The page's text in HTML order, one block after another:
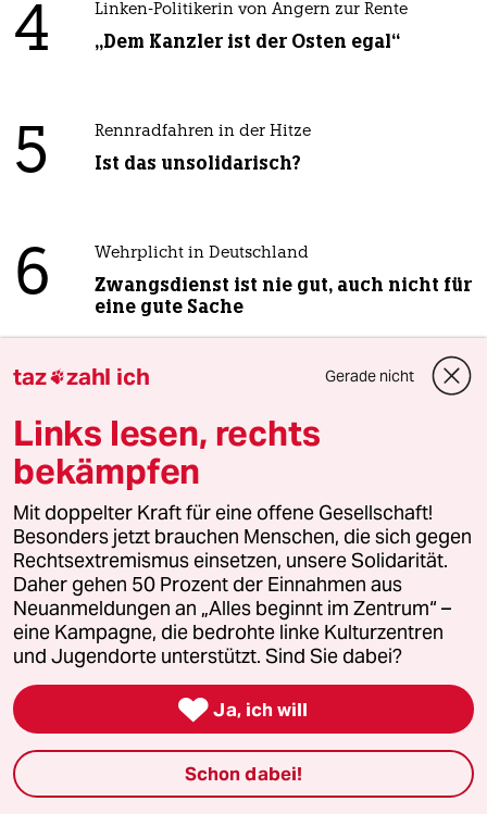
4 Linken-Politikerin von Angern zur Rente
„Dem Kanzler ist der Osten egal“
5 Rennradfahren in der Hitze
Ist das unsolidarisch?
6 Wehrplicht in Deutschland
Zwangsdienst ist nie gut, auch nicht für
eine gute Sache
taz
Folgen Sie uns
Ressorts
Politik
Gesellschaft
Kultur
taz zahl ich Gerade nicht
Links lesen, rechts
bekämpfen
Mit doppelter Kraft für eine offene Gesellschaft!
Besonders jetzt brauchen Menschen, die sich gegen
Rechtsextremismus einsetzen, unsere Solidarität.
Daher gehen 50 Prozent der Einnahmen aus
Neuanmeldungen an „Alles beginnt im Zentrum“ –
eine Kampagne, die bedrohte linke Kulturzentren
und Jugendorte unterstützt. Sind Sie dabei?
 Ja, ich will
Schon dabei!